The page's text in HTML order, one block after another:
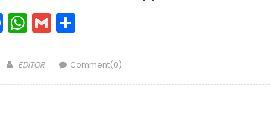
Facebook
WhatsApp
GmailShare
Author
EDITOR Comment(0)